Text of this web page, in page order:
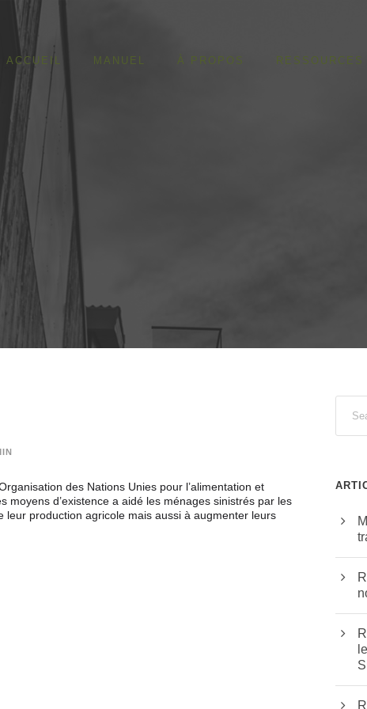
ACCUEIL MANUEL À PROPOS RESSOURCES
des Nations Unies pour l’alimentation et
moyens d’existence a aidé les ménages sinistrés par les
production agricole mais aussi à augmenter leurs